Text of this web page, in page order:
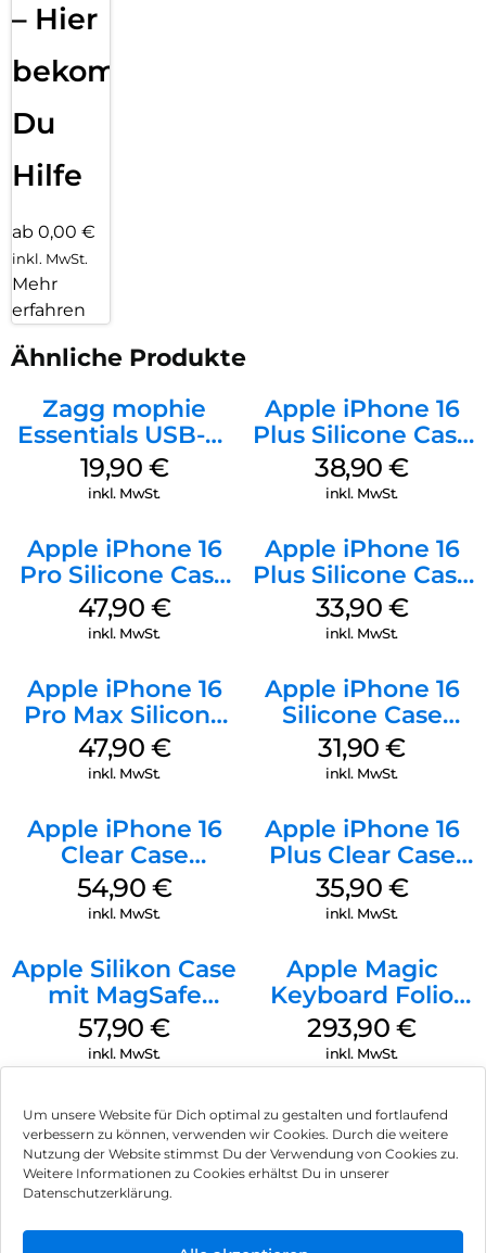
Um unsere Website für Dich optimal zu gestalten und fortlaufend
verbessern zu können, verwenden wir Cookies. Durch die weitere
Nutzung der Website stimmst Du der Verwendung von Cookies zu.
Weitere Informationen zu Cookies erhältst Du in unserer
Datenschutzerklärung.
– Hier
bekommst
Du
Hilfe
ab 0,00 €
inkl. MwSt.
Mehr
erfahren
Ähnliche Produkte
Zagg mophie
Essentials USB-C-
20W Charger PD
Weiß
19,90 €
inkl. MwSt.
Apple iPhone 16
Plus Silicone Case
MagSafe Denim
38,90€
inkl. MwSt.
Apple iPhone 16
Pro Silicone Case
MagSafe Denim
47,90 €
inkl. MwSt.
Apple iPhone 16
Plus Silicone Case
MagSafe Lake
Green
33,90 €
inkl. MwSt.
Apple iPhone 16
Pro Max Silicone
Case MagSafe
Black
47,90 €
inkl. MwSt.
Apple iPhone 16
Silicone Case
MagSafe Fuchsia
31,90€
inkl. MwSt.
Apple iPhone 16
Clear Case
MagSafe
Transparent
54,90 €
inkl. MwSt.
Apple iPhone 16
Plus Clear Case
MagSafe
Transparent
35,90 €
inkl. MwSt.
Apple Silikon Case
mit MagSafe
iPhone 14 Pro
(PRODUCT)RED
57,90€
inkl. MwSt.
Apple Magic
Keyboard Folio
iPad 10.9″ (10.Gen.)
Weiß
293,90€
inkl. MwSt.
Impressum